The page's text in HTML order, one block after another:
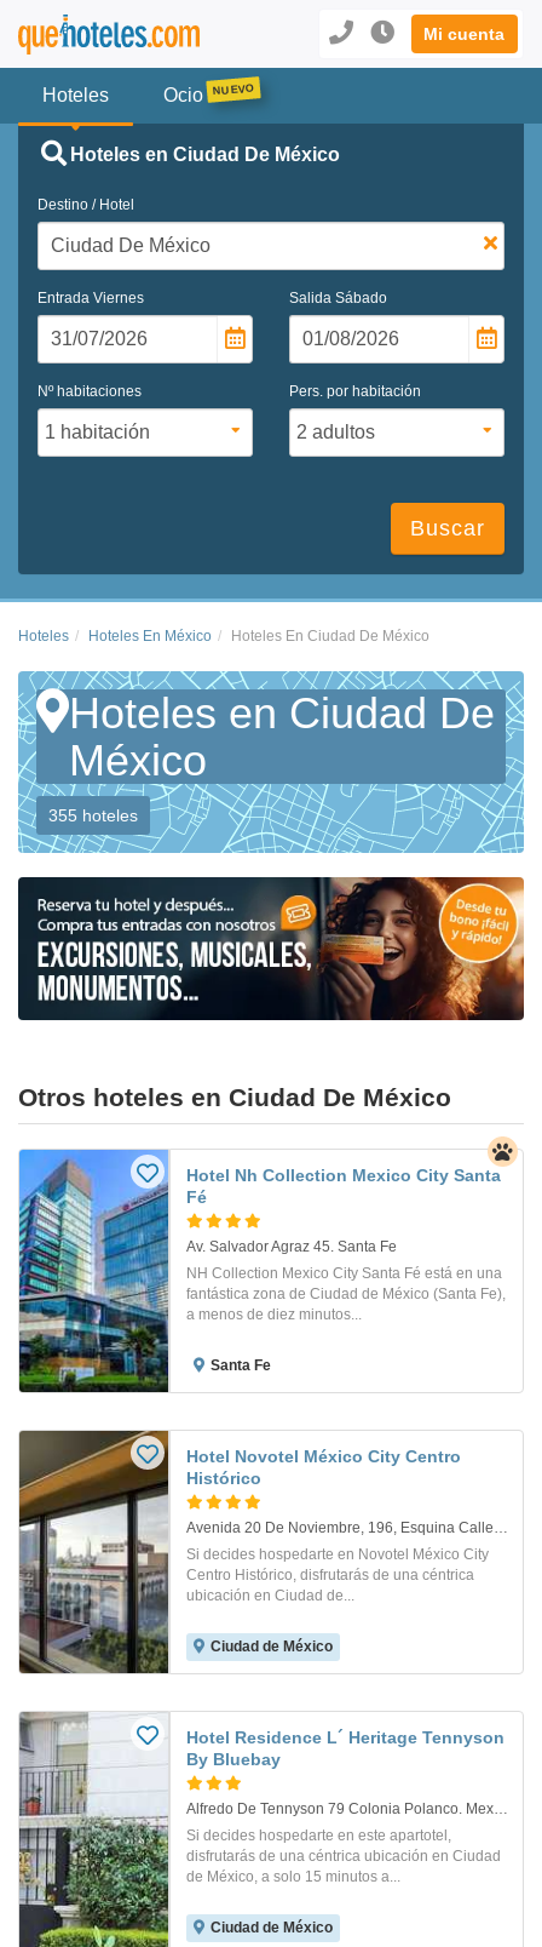
Mi cuenta
Hoteles Ocio
Hoteles en Ciudad De México
Destino / Hotel
Entrada Viernes Salida Sábado
Nº habitaciones Pers. por habitación
Buscar
Hoteles Hoteles En México Hoteles En Ciudad De México
Hoteles en Ciudad De
México
355 hoteles
Otros hoteles en Ciudad De México
Hotel Nh Collection Mexico City Santa
Fé
Av. Salvador Agraz 45. Santa Fe
NH Collection Mexico City Santa Fé está en una
fantástica zona de Ciudad de México (Santa Fe),
a menos de diez minutos...
Santa Fe
Hotel Novotel México City Centro
Histórico
Avenida 20 De Noviembre, 196, Esquina Callejón Flamencos, Colonia Centro.. Mexico City
Si decides hospedarte en Novotel México City
Centro Histórico, disfrutarás de una céntrica
ubicación en Ciudad de...
Ciudad de México
Hotel Residence L´ Heritage Tennyson
By Bluebay
Alfredo De Tennyson 79 Colonia Polanco. Mexico D.f.
Si decides hospedarte en este apartotel,
disfrutarás de una céntrica ubicación en Ciudad
de México, a solo 15 minutos a...
Ciudad de México